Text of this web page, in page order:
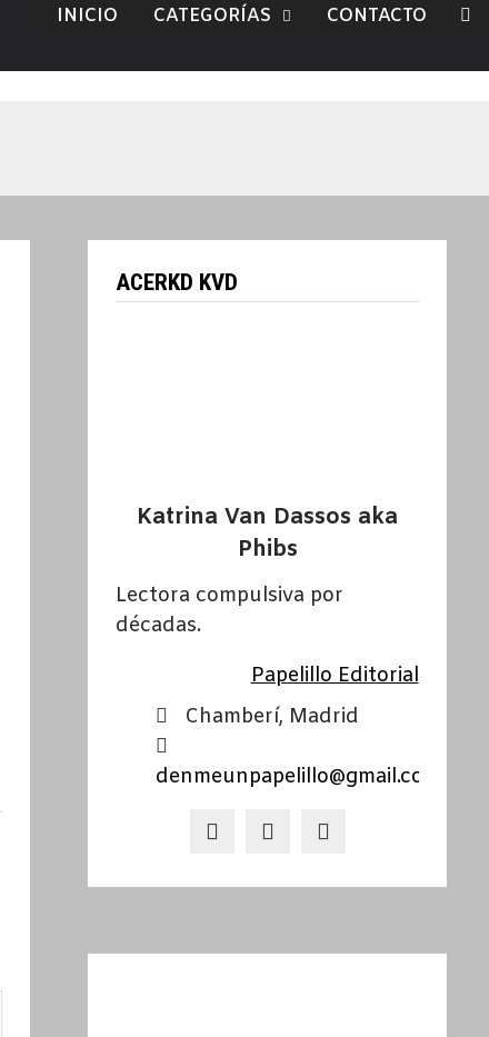
INICIO CATEGORÍAS CONTACTO
ACERKD KVD
Katrina Van Dassos aka
Phibs
Lectora compulsiva por
décadas.
Papelillo Editorial
Chamberí, Madrid
denmeunpapelillo@gmail.com